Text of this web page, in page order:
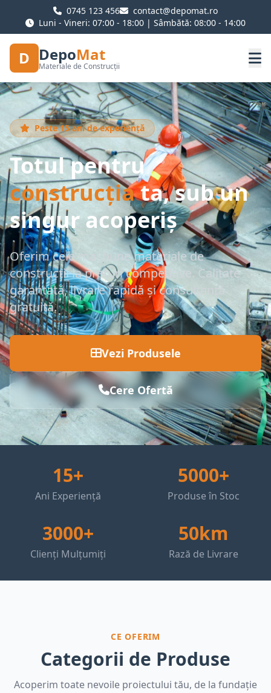
0745 123 456
contact@depomat.ro
Luni - Vineri: 07:00 - 18:00 | Sâmbătă: 08:00 - 14:00
D DepoMat
Materiale de Construcții
Peste 15 ani de experiență
Totul pentru
construcțiata, sub un
singur acoperiș
Oferim cele mai bune materiale de
construcții la prețuri competitive. Calitate
garantată, livrare rapidă și consultanță
gratuită.
Vezi Produsele
Cere Ofertă
15+
Ani Experiență
5000+
Produse în Stoc
3000+
Clienți Mulțumiți
50km
Rază de Livrare
CE OFERIM
Categorii de Produse
Acoperim toate nevoile proiectului tău, de la fundație